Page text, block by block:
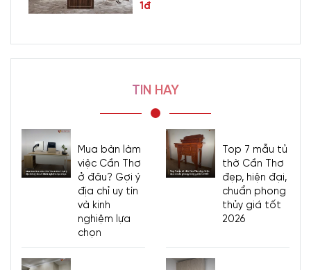
1đ
TIN HAY
Mua bàn làm
việc Cần Thơ
ở đâu? Gợi ý
địa chỉ uy tín
và kinh
nghiệm lựa
chọn
Top 7 mẫu tủ
thờ Cần Thơ
đẹp, hiện đại,
chuẩn phong
thủy giá tốt
2026